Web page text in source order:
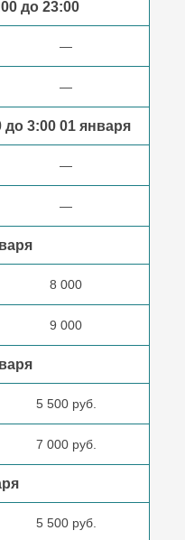
до 23:00
—
—
до 3:0001 января
—
—
8 000
9 000
5 500 руб.
7 000 руб.
5 500 руб.